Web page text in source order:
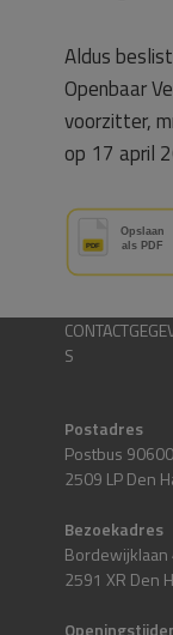
Aldus
Openbaar
voorzitter,
op 17 april
S
Postadres
Postbus 90600
2509 LP Den
Bezoekadres
Bordewijklaan
2591 XR Den